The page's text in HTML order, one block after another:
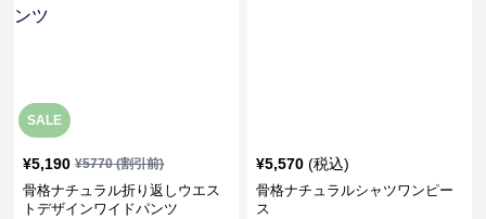
SALE
¥5,190 ¥5770(割引前)
骨格ナチュラル折り返しウエス
トデザインワイドパンツ
¥5,570 (税込)
骨格ナチュラルシャツワンピー
ス